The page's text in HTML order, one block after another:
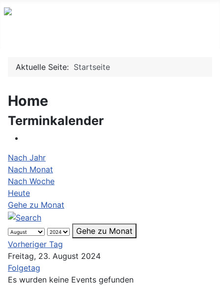
Aktuelle Seite: Startseite
Home
Terminkalender
Nach Jahr
Nach Monat
Nach Woche
Heute
Gehe zu Monat
Gehe zu Monat
Vorheriger Tag
Freitag, 23. August 2024
Folgetag
Es wurden keine Events gefunden